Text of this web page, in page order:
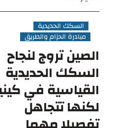
السكك الحديدية
مبادرة الحزام والطريق
الصين تروج لنجاح
السكك الحديدية
القياسية في
لكنها تتجاهل